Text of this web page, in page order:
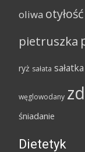
oliwa otyłość
pietruszka
ryż sałata sałatka
węglowodany
śniadanie
Dietetyk